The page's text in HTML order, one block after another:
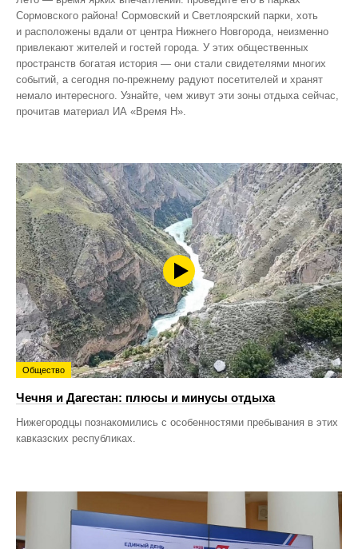
Сормовского района! Сормовский и Светлоярский парки, хоть
и расположены вдали от центра Нижнего Новгорода, неизменно
привлекают жителей и гостей города. У этих общественных
пространств богатая история — они стали свидетелями многих
событий, а сегодня по‑прежнему радуют посетителей и хранят
немало интересного. Узнайте, чем живут эти зоны отдыха сейчас,
прочитав материал ИА «Время Н».
Общество
Чечня и Дагестан: плюсы и минусы отдыха
Нижегородцы познакомились с особенностями пребывания в этих
кавказских республиках.